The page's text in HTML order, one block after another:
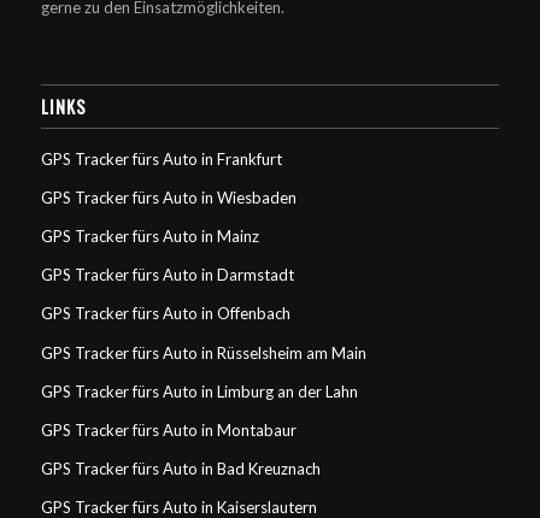
gerne zu den Einsatzmöglichkeiten.
LINKS
GPS Tracker fürs Auto in Frankfurt
GPS Tracker fürs Auto in Wiesbaden
GPS Tracker fürs Auto in Mainz
GPS Tracker fürs Auto in Darmstadt
GPS Tracker fürs Auto in Offenbach
GPS Tracker fürs Auto in Rüsselsheim am Main
GPS Tracker fürs Auto in Limburg an der Lahn
GPS Tracker fürs Auto in Montabaur
GPS Tracker fürs Auto in Bad Kreuznach
GPS Tracker fürs Auto in Kaiserslautern